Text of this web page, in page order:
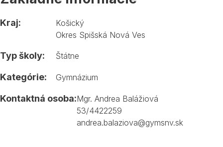
Kraj:
Košický
Okres Spišská Nová Ves
Typ školy: Štátne
Kategórie: Gymnázium
Kontaktná osoba:Mgr. Andrea Balážiová
53/4422259
andrea.balaziova@gymsnv.sk